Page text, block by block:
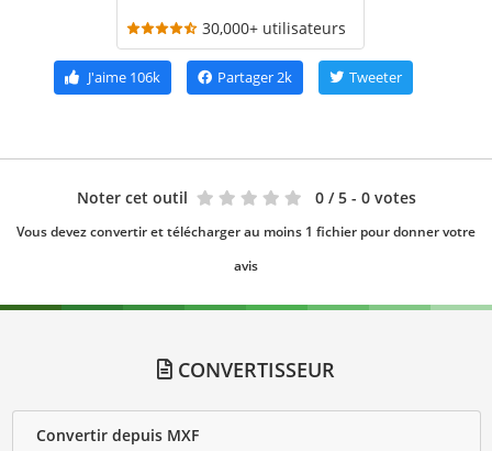
30,000+ utilisateurs
J'aime106k Partager2k Tweeter
Noter cet outil 0 / 5 - 0 votes
Vous devez convertir et télécharger au moins 1 fichier pour donner votre
avis
CONVERTISSEUR
Convertir depuis MXF